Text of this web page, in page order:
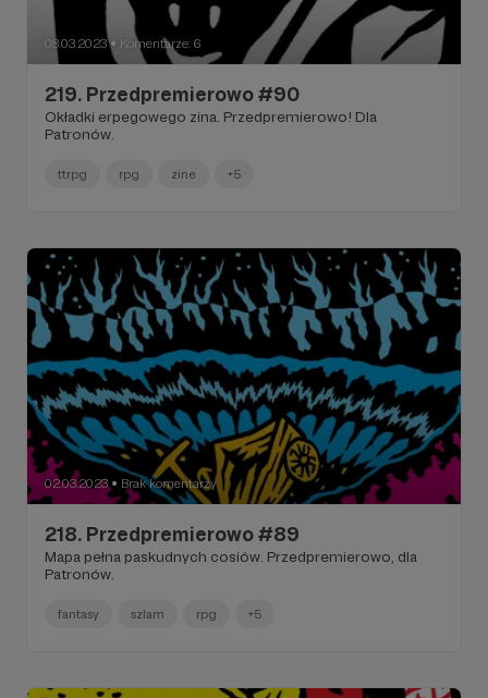
08.03.2023 ● Komentarze: 6
219. Przedpremierowo #90
Okładki erpegowego zina. Przedpremierowo! Dla
Patronów.
ttrpg rpg zine +5
02.03.2023 ● Brak komentarzy
218. Przedpremierowo #89
Mapa pełna paskudnych cosiów. Przedpremierowo, dla
Patronów.
fantasy szlam rpg +5